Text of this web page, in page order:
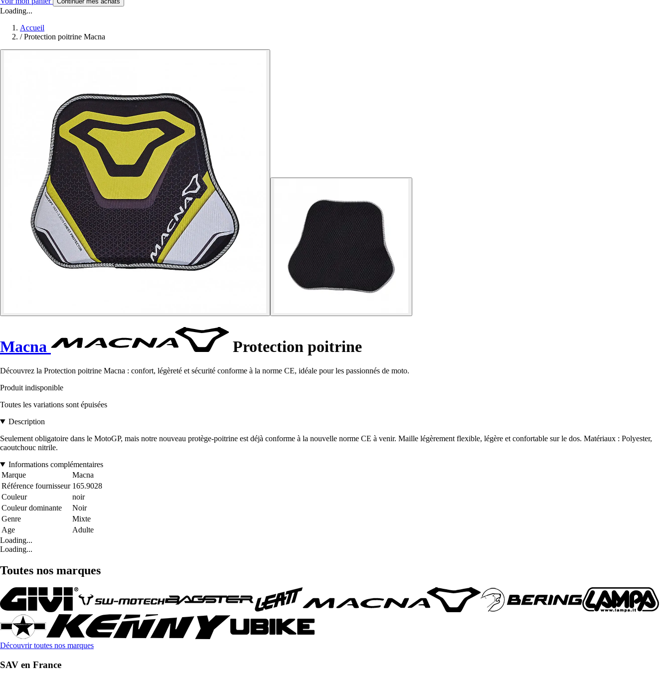
Loading...
Accueil
/ Protection poitrine Macna
Macna Protection poitrine
Découvrez la Protection poitrine Macna : confort, légèreté et sécurité conforme à la norme CE, idéale pour les passionnés de moto.
Produit indisponible
Toutes les variations sont épuisées
Description
Seulement obligatoire dans le MotoGP, mais notre nouveau protège-poitrine est déjà conforme à la nouvelle norme CE à venir. Maille légèrement flexible, légère et confortable sur le dos. Matériaux : Polyester,
caoutchouc nitrile.
Informations complémentaires
Marque
Macna
Référence fournisseur 165.9028
Couleur
noir
Couleur dominante
Noir
Genre
Mixte
Age
Adulte
Loading...
Loading...
Toutes nos marques
Découvrir toutes nos marques
SAV en France